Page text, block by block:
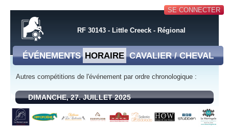
SE CONNECTER
RF 30143 - Little Creeck - Régional
ÉVÉNEMENTS HORAIRE CAVALIER / CHEVAL
Autres compétitions de l'événement par ordre chronologique :
DIMANCHE, 27. JUILLET 2025